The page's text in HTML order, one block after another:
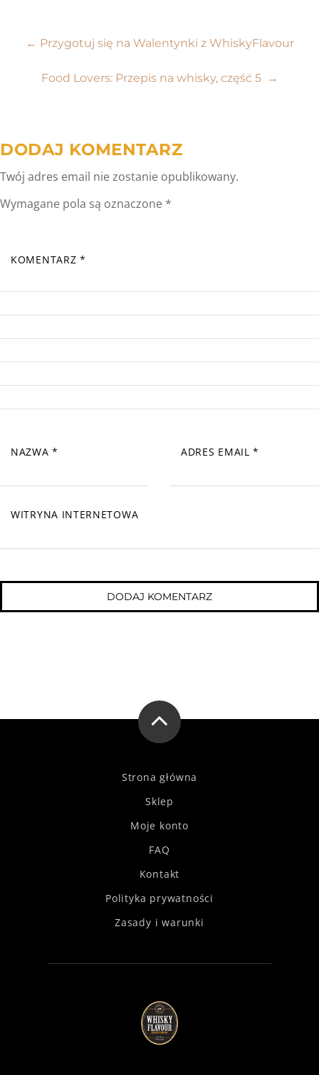
Nawigacja
wpisu
← Przygotuj się na Walentynki z WhiskyFlavour
Food Lovers: Przepis na whisky, część 5 →
DODAJ KOMENTARZ
Twój adres email nie zostanie opublikowany.
Wymagane pola są oznaczone *
KOMENTARZ *
NAZWA* ADRES EMAIL*
WITRYNA INTERNETOWA
Strona główna
Sklep
Moje konto
FAQ
Kontakt
Polityka prywatności
Zasady i warunki